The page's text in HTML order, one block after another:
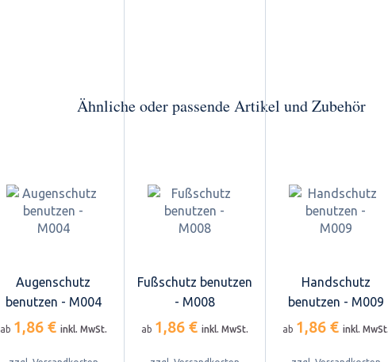
Ähnliche oder passende Artikel und Zubehör
Augenschutz
benutzen - M004
ab 1,86 € inkl. MwSt.
Fußschutz benutzen
- M008
ab 1,86 € inkl. MwSt.
Handschutz
benutzen - M009
ab 1,86 € inkl. MwSt.